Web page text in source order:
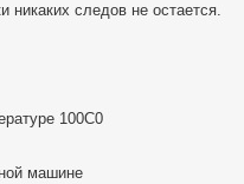
никаких следов не остается.
100C0
машине